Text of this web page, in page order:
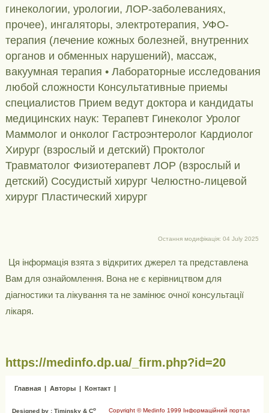
гинекологии, урологии, ЛОР-заболеваниях,
прочее), ингаляторы, электротерапия, УФО-
терапия (лечение кожных болезней, внутренних
органов и обменных нарушений), массаж,
вакуумная терапия • Лабораторные исследования
любой сложности Консультативные приемы
специалистов Прием ведут доктора и кандидаты
медицинских наук: Терапевт Гинеколог Уролог
Маммолог и онколог Гастроэнтеролог Кардиолог
Хирург (взрослый и детский) Проктолог
Травматолог Физиотерапевт ЛОР (взрослый и
детский) Сосудистый хирург Челюстно-лицевой
хирург Пластический хирург
Остання модифікація: 04 July 2025
Ця інформація взята з відкритих джерел та представлена ​​
Вам для ознайомлення. Вона не є керівництвом для
діагностики та лікування та не замінює очної консультації
лікаря.
https://medinfo.dp.ua/_firm.php?id=20
Главная | Авторы | Контакт |
Copyright © Medinfo 1999 Інформаційний портал
Designed by : Timinsky & Co